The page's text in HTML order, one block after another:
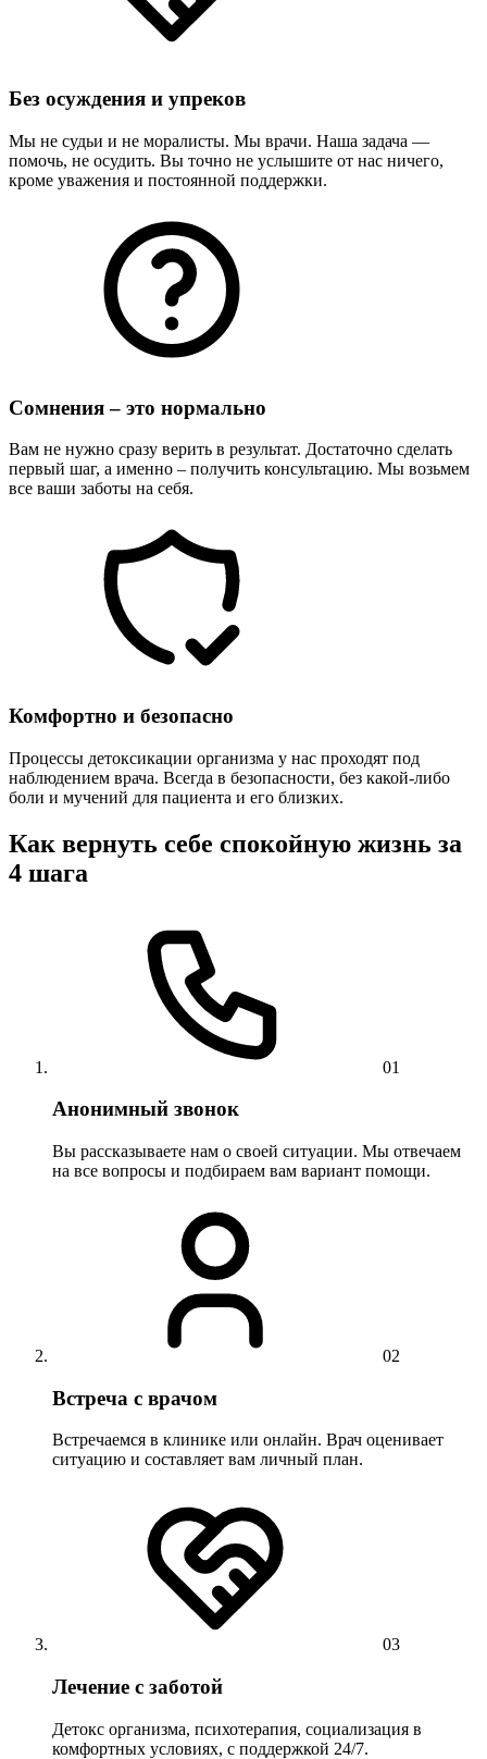
Без осуждения и упреков
Мы не судьи и не моралисты. Мы врачи. Наша задача —
помочь, не осудить. Вы точно не услышите от нас ничего,
кроме уважения и постоянной поддержки.
Сомнения – это нормально
Вам не нужно сразу верить в результат. Достаточно сделать
первый шаг, а именно – получить консультацию. Мы возьмем
все ваши заботы на себя.
Комфортно и безопасно
Процессы детоксикации организма у нас проходят под
наблюдением врача. Всегда в безопасности, без какой-либо
боли и мучений для пациента и его близких.
Как вернуть себе спокойную жизнь за
4 шага
01
Анонимный звонок
Вы рассказываете нам о своей ситуации. Мы отвечаем
на все вопросы и подбираем вам вариант помощи.
02
Встреча с врачом
Встречаемся в клинике или онлайн. Врач оценивает
ситуацию и составляет вам личный план.
03
Лечение с заботой
Детокс организма, психотерапия, социализация в
комфортных условиях, с поддержкой 24/7.